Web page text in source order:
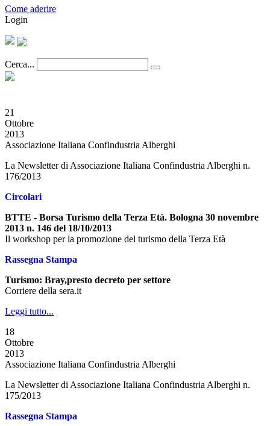
Come aderire
Login
Cerca...
21
Ottobre
2013
Associazione Italiana Confindustria Alberghi
La Newsletter di Associazione Italiana Confindustria Alberghi n.
176/2013
Circolari
BTTE - Borsa Turismo della Terza Età. Bologna 30 novembre
2013 n. 146 del 18/10/2013
Il workshop per la promozione del turismo della Terza Età
Rassegna Stampa
Turismo: Bray,presto decreto per settore
Corriere della sera.it
Leggi tutto...
18
Ottobre
2013
Associazione Italiana Confindustria Alberghi
La Newsletter di Associazione Italiana Confindustria Alberghi n.
175/2013
Rassegna Stampa